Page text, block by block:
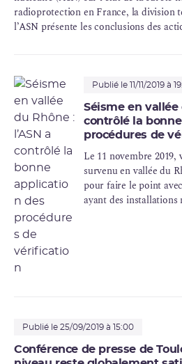
radioprotection en France, la division
l’ASN présente les conclusions des
Publié le 11/11/2019 à
Séisme en vallée
contrôlé la
procédures de
Le 11 novembre 2019,
survenu en vallée du
pour faire le point
ayant des installations
Publié le 25/09/2019 à 15:00
Conférence de presse de